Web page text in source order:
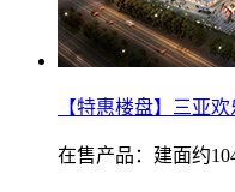
【特惠楼盘】三亚
在售产品：建面约